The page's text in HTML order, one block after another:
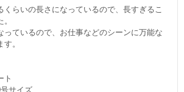
くらいの長さになっているので、長すぎるこ
っているので、お仕事などのシーンに万能な
。
ト
サイズ